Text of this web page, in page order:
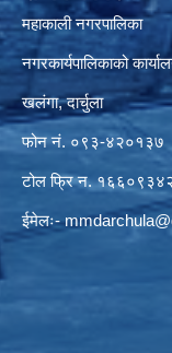
महाकाली नगरपालिका
नगरकार्यपालिकाको
खलंगा, दार्चुला
फोन नं. ०९३-४२०१३७
टोल फ्रि न.
ईमेलः-